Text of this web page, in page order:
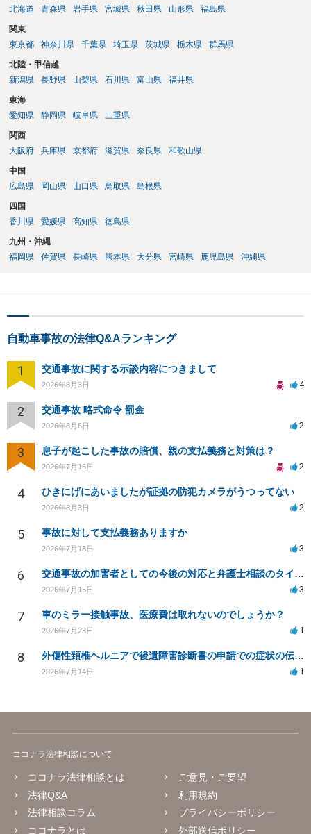
北海道
青森県 岩手県 宮城県 秋田県 山形県 福島県
関東
東京都
神奈川県 千葉県 埼玉県 茨城県 栃木県 群馬県
北陸・甲信越
新潟県
長野県 山梨県 石川県 富山県 福井県
東海
愛知県
静岡県 岐阜県 三重県
関西
大阪府
兵庫県 京都府 滋賀県 奈良県 和歌山県
中国
広島県
岡山県 山口県 鳥取県 島根県
四国
香川県
愛媛県 高知県 徳島県
九州・沖縄
福岡県
佐賀県 長崎県 熊本県 大分県 宮崎県 鹿児島県 沖縄県
自動車事故の法律Q&Aランキング
1 交通事故に関する示談内容につきまして
2026年8月3日 4
2 交通事故 略式命令 罰金
2026年8月6日 2
3 息子が起こした事故の賠償、親の支払義務と対策は？
2026年7月16日 2
4 ひきにげにあいましたが証拠の防犯カメラがうつってない
2026年8月3日 2
5 事故に対して支払義務ありますか
2026年7月18日 3
6 交通事故の加害者としての今後の対応と弁護士相談のタイミングは？
2026年7月15日 3
7 車のミラー接触事故、医療費は取れないのでしょうか？
2026年7月23日 1
8 外傷性頚椎ヘルニアで後遺障害診断書の申請での症状の伝え方等
2026年7月14日 1
ココナラ法律相談について
ココナラ法律相談とは
法律Q&A
法律相談コラム
ココナラとは
ご意見・ご要望
利用規約
プライバシーポリシー
外部送信ポリシー